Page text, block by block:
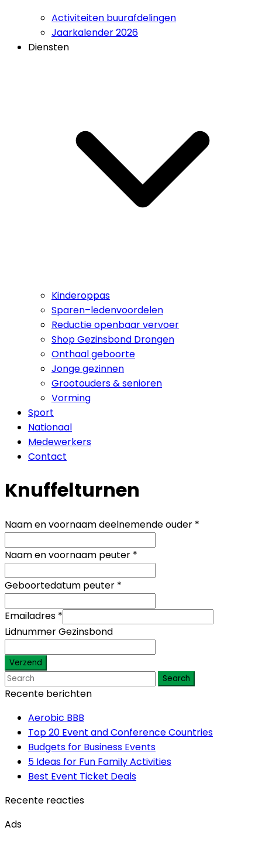
Activiteiten buurafdelingen
Jaarkalender 2026
Diensten
Kinderoppas
Sparen–ledenvoordelen
Reductie openbaar vervoer
Shop Gezinsbond Drongen
Onthaal geboorte
Jonge gezinnen
Grootouders & senioren
Vorming
Sport
Nationaal
Medewerkers
Contact
Knuffelturnen
Naam en voornaam deelnemende ouder *
Naam en voornaam peuter *
Geboortedatum peuter *
Emailadres *
Lidnummer Gezinsbond
Verzend
Search
Recente berichten
Aerobic BBB
Top 20 Event and Conference Countries
Budgets for Business Events
5 Ideas for Fun Family Activities
Best Event Ticket Deals
Recente reacties
Ads